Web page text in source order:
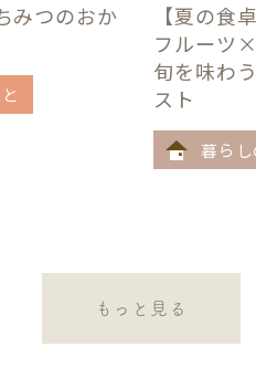
みつのおか
【夏の食
フルーツ
旬を味わ
スト
暮ら
もっと見る